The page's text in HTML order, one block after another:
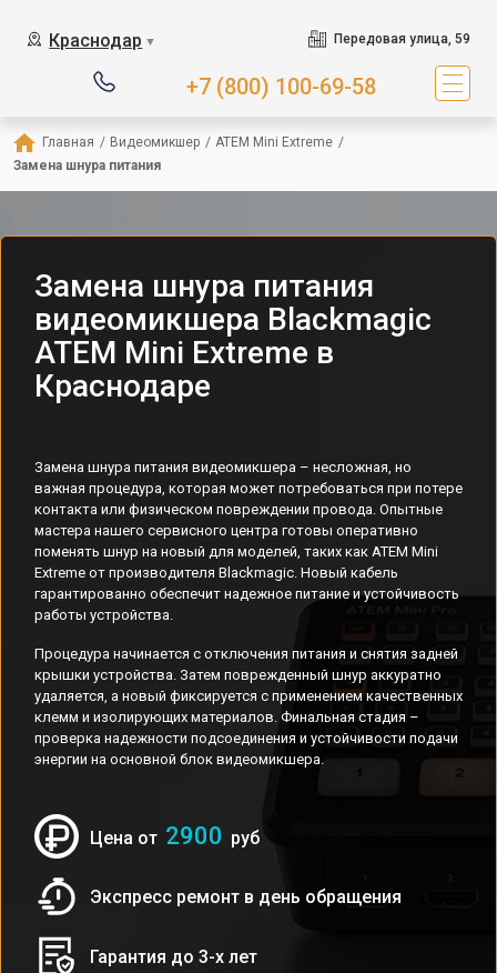
Краснодар ▼ Передовая улица, 59
+7 (800) 100-69-58
Главная / Видеомикшер / ATEM Mini Extreme /
Замена шнура питания
Замена шнура питания
видеомикшера Blackmagic
ATEM Mini Extreme в
Краснодаре
Замена шнура питания видеомикшера – несложная, но
важная процедура, которая может потребоваться при потере
контакта или физическом повреждении провода. Опытные
мастера нашего сервисного центра готовы оперативно
поменять шнур на новый для моделей, таких как ATEM Mini
Extreme от производителя Blackmagic. Новый кабель
гарантированно обеспечит надежное питание и устойчивость
работы устройства.
Процедура начинается с отключения питания и снятия задней
крышки устройства. Затем поврежденный шнур аккуратно
удаляется, а новый фиксируется с применением качественных
клемм и изолирующих материалов. Финальная стадия –
проверка надежности подсоединения и устойчивости подачи
энергии на основной блок видеомикшера.
Цена от 2900 руб
Экспресс ремонт в день обращения
Гарантия до 3-х лет